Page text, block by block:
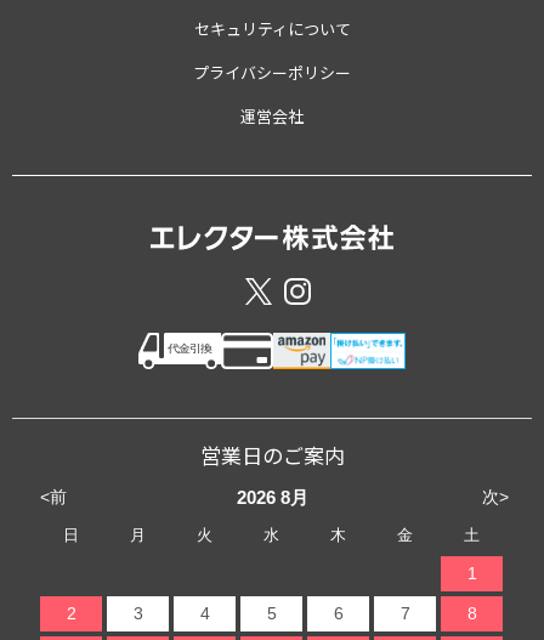
セキュリティについて
プライバシーポリシー
運営会社
営業日のご案内
<前 次>
2026 8月
日 月 火 水 木 金 土
1
2 3 4 5 6 7 8